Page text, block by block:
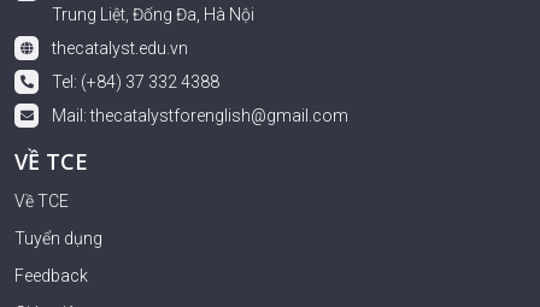
Trung Liệt, Đống Đa, Hà Nội
thecatalyst.edu.vn
Tel: (+84) 37 332 4388
Mail:thecatalystforenglish@gmail.com
VỀ TCE
Về TCE
Tuyển dụng
Feedback